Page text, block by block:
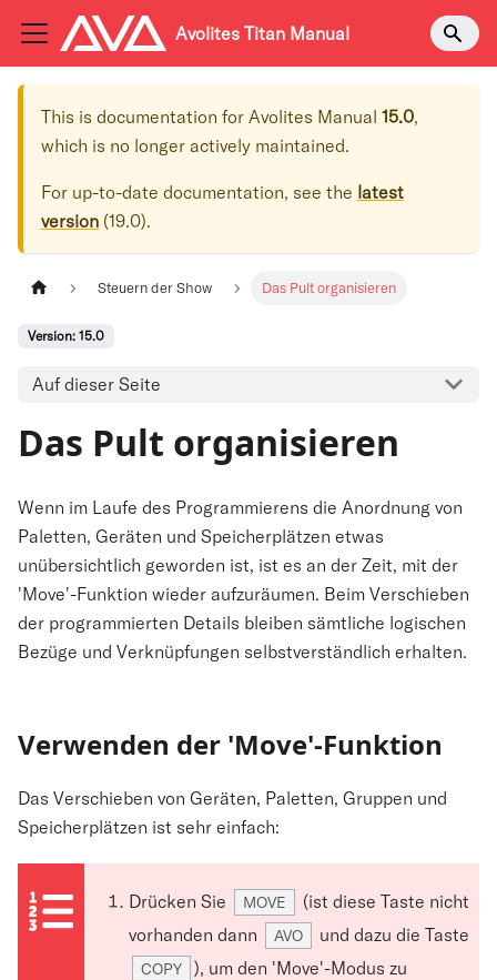
Avolites Titan Manual
This is documentation for Avolites Manual 15.0,
which is no longer actively maintained.
For up-to-date documentation, see the latest
version (19.0).
Steuern der Show Das Pult organisieren
Version: 15.0
Auf dieser Seite
Das Pult organisieren
Wenn im Laufe des Programmierens die Anordnung von
Paletten, Geräten und Speicherplätzen etwas
unübersichtlich geworden ist, ist es an der Zeit, mit der
'Move'-Funktion wieder aufzuräumen. Beim Verschieben
der programmierten Details bleiben sämtliche logischen
Bezüge und Verknüpfungen selbstverständlich erhalten.
Verwenden der 'Move'-Funktion
Das Verschieben von Geräten, Paletten, Gruppen und
Speicherplätzen ist sehr einfach:
Drücken Sie MOVE
(ist diese Taste nicht
vorhanden dann
AVO und dazu die Taste
COPY
), um den 'Move'-Modus zu